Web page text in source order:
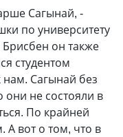
Сагынай, -
по университету
он также
студентом
нам. Сагынай без
не состояли в
По крайней
А вот о том, что в